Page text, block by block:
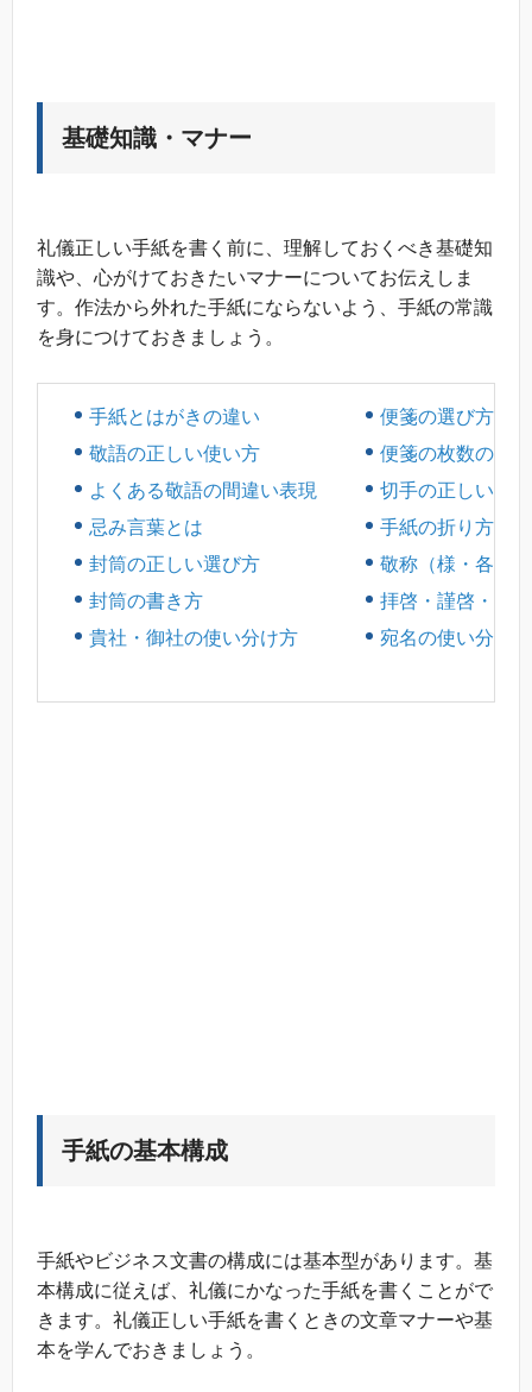
基礎知識・マナー
礼儀正しい手紙を書く前に、理解しておくべき基礎知
識や、心がけておきたいマナーについてお伝えしま
す。作法から外れた手紙にならないよう、手紙の常識
を身につけておきましょう。
手紙とはがきの違い
敬語の正しい使い方
よくある敬語の間違い表現
忌み言葉とは
封筒の正しい選び方
封筒の書き方
貴社・御社の使い分け方
便箋の選び方
便箋の枚数のマ
切手の正しい貼
手紙の折り方（
敬称（様・各位
拝啓・謹啓・前
宛名の使い分け方
手紙の基本構成
手紙やビジネス文書の構成には基本型があります。基
本構成に従えば、礼儀にかなった手紙を書くことがで
きます。礼儀正しい手紙を書くときの文章マナーや基
本を学んでおきましょう。